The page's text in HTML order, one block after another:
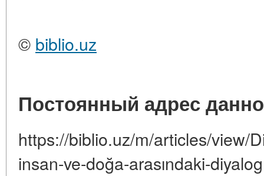
© biblio.uz
Постоянный адрес
https://biblio.uz/m/articles/view/
insan-ve-doğa-arasındaki-diyalog